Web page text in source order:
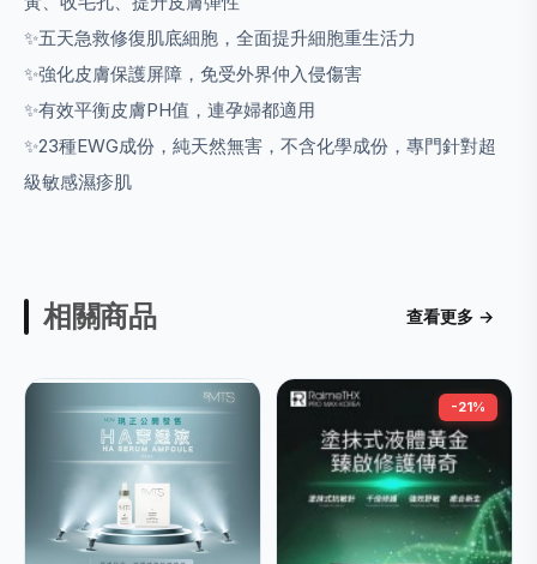
✨五天急救修復肌底細胞，全面提升細胞重生活力
✨強化皮膚保護屏障，免受外界仲入侵傷害
✨有效平衡皮膚PH值，連孕婦都適用
✨23種EWG成份，純天然無害，不含化學成份，專門針對超
級敏感濕疹肌
相關商品 查看更多 →
-21%